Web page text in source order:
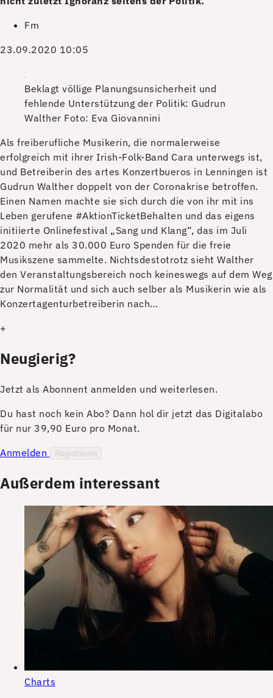
Fm
23.09.2020 10:05
Beklagt völlige Planungsunsicherheit und
fehlende Unterstützung der Politik: Gudrun
Walther Foto: Eva Giovannini
Als freiberufliche Musikerin, die normalerweise
erfolgreich mit ihrer Irish-Folk-Band Cara unterwegs ist,
und Betreiberin des artes Konzertbueros in Lenningen ist
Gudrun Walther doppelt von der Coronakrise betroffen.
Einen Namen machte sie sich durch die von ihr mit ins
Leben gerufene #AktionTicketBehalten und das eigens
initiierte Onlinefestival „Sang und Klang“, das im Juli
2020 mehr als 30.000 Euro Spenden für die freie
Musikszene sammelte. Nichtsdestotrotz sieht Walther
den Veranstaltungsbereich noch keineswegs auf dem Weg
zur Normalität und sich auch selber als Musikerin wie als
Konzertagenturbetreiberin nach…
+
Neugierig?
Jetzt als Abonnent anmelden und weiterlesen.
Du hast noch kein Abo? Dann hol dir jetzt das Digitalabo
für nur 39,90 Euro pro Monat.
Anmelden
Registrieren
Außerdem interessant
Charts